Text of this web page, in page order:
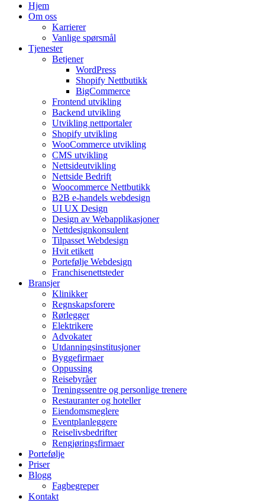
Hjem
Om oss
Karrierer
Vanlige spørsmål
Tjenester
Betjener
WordPress
Shopify Nettbutikk
BigCommerce
Frontend utvikling
Backend utvikling
Utvikling nettportaler
Shopify utvikling
WooCommerce utvikling
CMS utvikling
Nettsideutvikling
Nettside Bedrift
Woocommerce Nettbutikk
B2B e-handels webdesign
UI UX Design
Design av Webapplikasjoner
Nettdesignkonsulent
Tilpasset Webdesign
Hvit etikett
Portefølje Webdesign
Franchisenettsteder
Bransjer
Klinikker
Regnskapsforere
Rørlegger
Elektrikere
Advokater
Utdanningsinstitusjoner
Byggefirmaer
Oppussing
Reisebyråer
Treningssentre og personlige trenere
Restauranter og hoteller
Eiendomsmeglere
Eventplanleggere
Reiselivsbedrifter
Rengjøringsfirmaer
Portefølje
Priser
Blogg
Fagbegreper
Kontakt